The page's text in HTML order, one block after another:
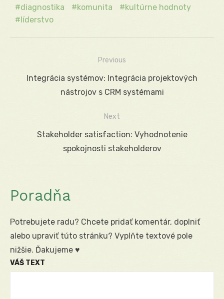
diagnostika
komunita
kultúrne hodnoty
líderstvo
Navigácia
Previous
Previous
Integrácia systémov: Integrácia projektových
nástrojov s CRM systémami
Next
Stakeholder satisfaction: Vyhodnotenie
spokojnosti stakeholderov
Poradňa
Potrebujete radu? Chcete pridať komentár, doplniť
alebo upraviť túto stránku? Vyplňte textové pole
nižšie. Ďakujeme ♥
VÁŠ TEXT